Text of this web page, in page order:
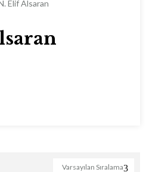
Varsayılan Sıralama